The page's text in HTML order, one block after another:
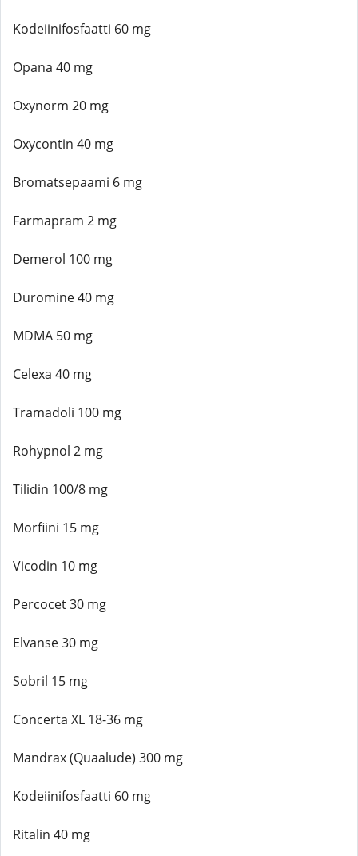
Kodeiinifosfaatti 60 mg
Opana 40 mg
Oxynorm 20 mg
Oxycontin 40 mg
Bromatsepaami 6 mg
Farmapram 2 mg
Demerol 100 mg
Duromine 40 mg
MDMA 50 mg
Celexa 40 mg
Tramadoli 100 mg
Rohypnol 2 mg
Tilidin 100/8 mg
Morfiini 15 mg
Vicodin 10 mg
Percocet 30 mg
Elvanse 30 mg
Sobril 15 mg
Concerta XL 18-36 mg
Mandrax (Quaalude) 300 mg
Kodeiinifosfaatti 60 mg
Ritalin 40 mg